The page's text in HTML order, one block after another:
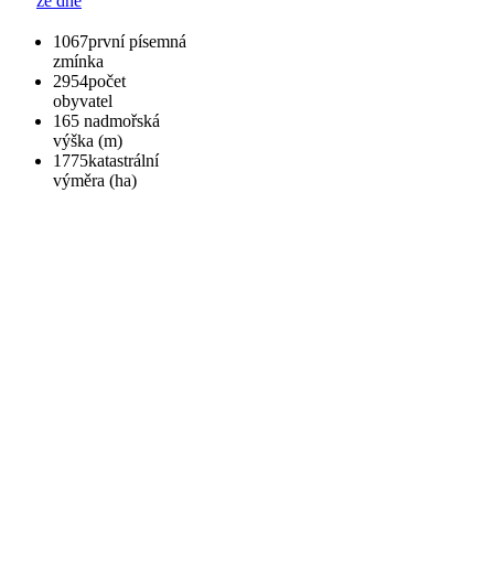
1067první písemná
zmínka
2954počet
obyvatel
165 nadmořská
výška (m)
1775katastrální
výměra (ha)